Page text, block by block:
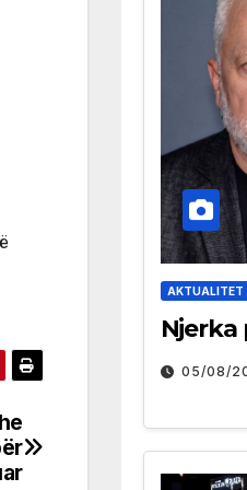
AKTUALITET
Njerka
05/08/